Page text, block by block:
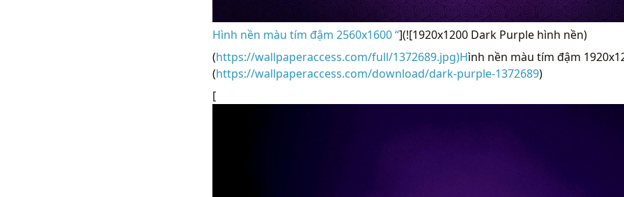
Hình nền màu tím đậm 2560x1600 “](![1920x1200 Dark Purple hình nền)
(https://wallpaperaccess.com/full/1372689.jpg)Hình nền màu tím đậm
(https://wallpaperaccess.com/download/dark-purple-1372689)
[